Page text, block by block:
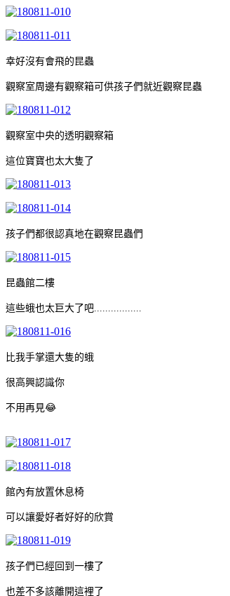
幸好沒有會飛的昆蟲
觀察室周邊有觀察箱可供孩子們就近觀察昆蟲
觀察室中央的透明觀察箱
這位寶寶也太大隻了
孩子們都很認真地在觀察昆蟲們
昆蟲館二樓
這些蛾也太巨大了吧.................
比我手掌還大隻的蛾
很高興認識你
不用再見😂
館內有放置休息椅
可以讓愛好者好好的欣賞
孩子們已經回到一樓了
也差不多該離開這裡了